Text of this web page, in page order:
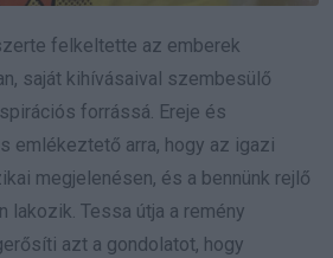
felkeltette az emberek
saját kihívásaival szembesülő
forrássá. Ereje és
emlékeztető arra, hogy az igazi
megjelenésen, és a bennünk rejlő
Tessa útja a remény
azt a gondolatot, hogy